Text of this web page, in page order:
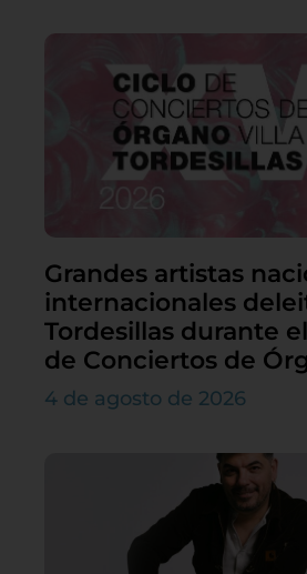
Grandes artistas
internacionales
Tordesillas durante
de Conciertos de
4 de agosto de 2026